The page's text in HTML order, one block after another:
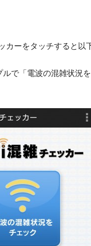
カーをタッチすると以
ルで「電波の混雑状況